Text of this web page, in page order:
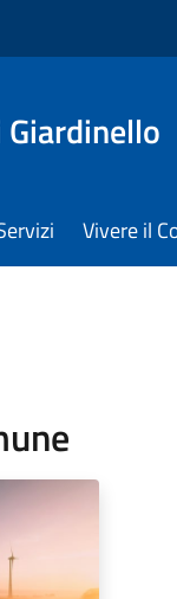
Giardinello
Vivere il